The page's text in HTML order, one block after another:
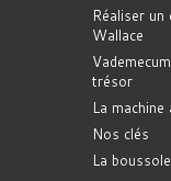
Réaliser
Wallace
trésor
La
Nos clés
La boussole